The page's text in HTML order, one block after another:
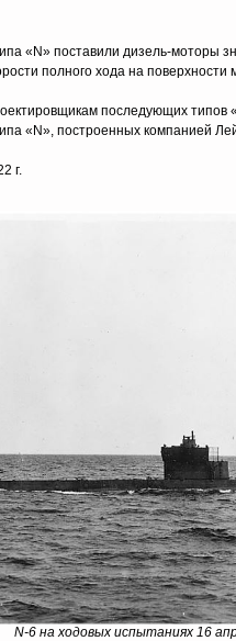
«N» поставили дизель-моторы
полного хода на
последующих типов
«N», построенных компанией
г.
N-6 на ходовых испытаниях 16